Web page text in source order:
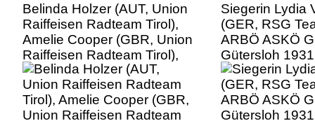
Belinda Holzer (AUT, Union
Raiffeisen Radteam Tirol),
Amelie Cooper (GBR, Union
Raiffeisen Radteam Tirol),
Lydia Ventker (GER, RSG
Team Cookina ARBÖ ASKÖ
Graz/ RSV Gütersloh 1931
e.V), Damen Elite, U23,
Siegerin Lydia
(GER, RSG
ARBÖ ASKÖ
Gütersloh
Cooper (GBR,
Raiffeisen
Damen Elite,
League